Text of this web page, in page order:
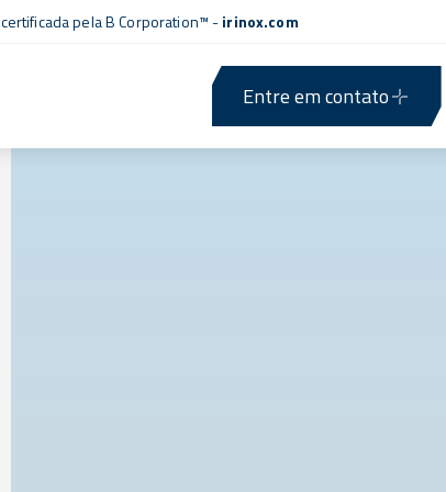
certificada pela B Corporation™ -irinox.com
Entre em contato